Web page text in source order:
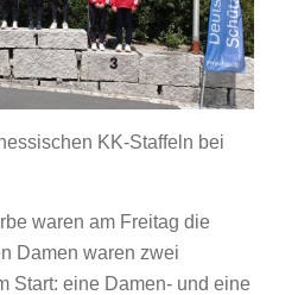
KK-Staffeln bei
waren am Freitag die
Damen waren zwei
Start: eine Damen- und eine